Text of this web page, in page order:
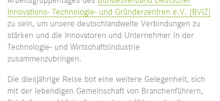
Innovations- Technologie- und Gründerzentren e.V. (BVIZ)
zu sein, um unsere deutschlandweite Verbindungen zu
stärken und die Innovatoren und Unternehmer in der
Technologie- und Wirtschaftsindustrie
zusammenzubringen.
Die diesjährige Reise bot eine weitere Gelegenheit, sich
mit der lebendigen Gemeinschaft von Branchenführern,